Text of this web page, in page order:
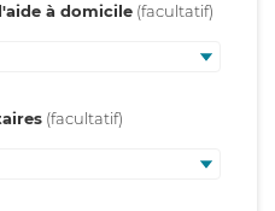
à domicile